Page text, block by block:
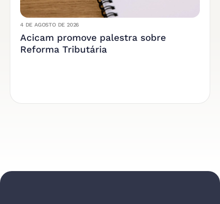
4 DE AGOSTO DE 2026
Acicam promove palestra sobre
Reforma Tributária